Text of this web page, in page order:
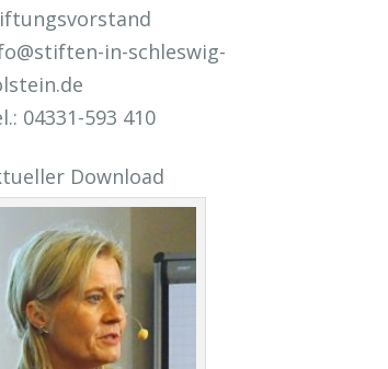
in-schleswig-
04331-593 410
Download